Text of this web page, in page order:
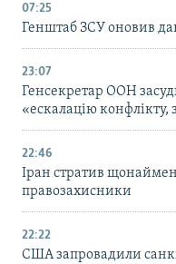
07:25
Генштаб ЗСУ оновив
23:07
Генсекретар ООН
«ескалацію конфлікту,
22:46
Іран стратив
правозахисники
22:22
США запровадили